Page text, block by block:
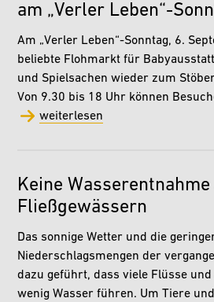
am „Verler Leben“-
Am „Verler Leben“-Sonntag, 6.
beliebte Flohmarkt für
und Spielsachen wieder zum
Von 9.30 bis 18 Uhr können
weiterlesen
Keine Wasserentnahme
Fließgewässern
Das sonnige Wetter und die
Niederschlagsmengen der
dazu geführt, dass viele Flüsse
wenig Wasser führen. Um Tiere